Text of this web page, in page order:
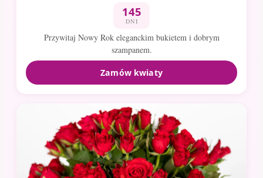
145
DNI
Przywitaj Nowy Rok eleganckim bukietem i dobrym
szampanem.
Zamów kwiaty